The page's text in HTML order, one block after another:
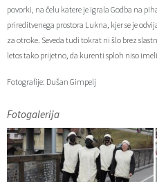
povorki, na čelu katere je igrala Godba na
prireditvenega prostora Lukna, kjer se je
za otroke. Seveda tudi tokrat ni šlo brez
letos tako prijetno, da kurenti sploh niso
Fotografije: Dušan Gimpelj
Fotogalerija
Celostna prometna strategija
Občinski časopis
Proračun občine